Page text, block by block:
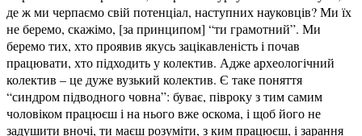
де ж ми черпаємо свій потенціал, наступних науковців? Ми їх
не беремо, скажімо, [за принципом] “ти грамотний”. Ми
беремо тих, хто проявив якусь зацікавленість і почав
працювати, хто підходить у колектив. Адже археологічний
колектив – це дуже вузький колектив. Є таке поняття
“синдром підводного човна”: буває, півроку з тим самим
чоловіком працюєш і на нього вже оскома, і щоб його не
задушити вночі, ти маєш розуміти, з ким працюєш, і зарання